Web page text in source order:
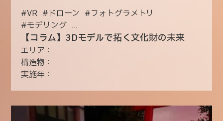
#VR # ドローン #フォトグラメトリ
#モデリング ...
【コラム】3Dモデルで拓く文化財の未来
エリア：
構造物：
実施年：